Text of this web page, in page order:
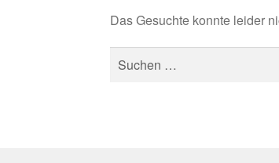
Das Gesuchte konnte leider
Suchen
nach: